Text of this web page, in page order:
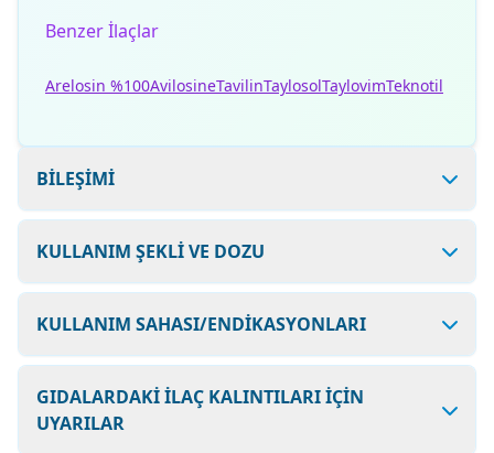
Benzer İlaçlar
Arelosin %100AvilosineTavilinTaylosolTaylovimTeknotil
BİLEŞİMİ
KULLANIM ŞEKLİ VE DOZU
KULLANIM SAHASI/ENDİKASYONLARI
GIDALARDAKİ İLAÇ KALINTILARI İÇİN
UYARILAR